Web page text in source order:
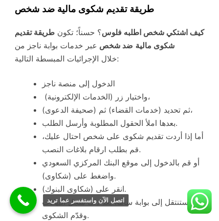
طريقة تقديم شكوى مالية ضد شخص
كيف اشتكي شخص اطلبه فلوس؟ حسناً؛ تكون طريقة تقديم
شكوى مالية ضد شخص عبر خدمات بوابة ناجز من
خلال الإجرائيات المبسطة التالية:
الدخول إلى منصة ناجز
واختيار زر (الخدمات الإلكترونية)،
ثم تحديد (خدمات القضاء) ثم (صحيفة الدعوى)،
بعدها املأ الحقول المطلوبة وأرسل الطلب.
أما إذا أردت تقديم شكوى على شخص احتال عليك،
قم بطلب ارقام بلاغات النصب.
أو قم بالدخول إلى موقع البنك المركزي السعودي
واضغط على (شكاوى).
انقر على (شكاوى البنوك).
ستنتقل إلى بوابة ساما، بعد ذلك سجل البيانات
وقدّم الشكوى.
اتصل الآن واستفسر عما تريد